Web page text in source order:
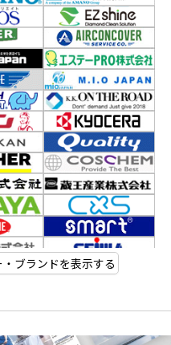
ブランドを表示する